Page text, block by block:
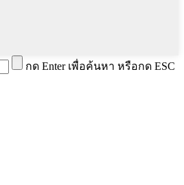
กด Enter เพื่อค้นหา หรือกด ESC